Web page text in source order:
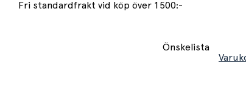
Fri standardfrakt vid köp över 1500:-
Önskelista